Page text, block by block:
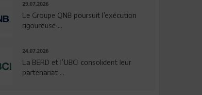
29.07.2026
Le Groupe QNB poursuit l’exécution
rigoureuse ...
24.07.2026
La BERD et l’UBCI consolident leur
partenariat ...